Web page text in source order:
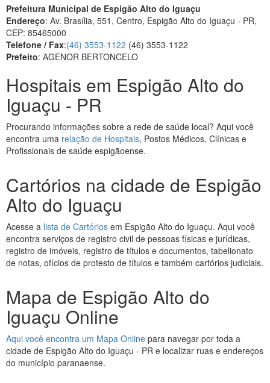
Prefeitura Municipal de Espigão Alto do Iguaçu
Endereço: Av. Brasília, 551, Centro, Espigão Alto do Iguaçu - PR,
CEP: 85465000
Telefone / Fax:(46) 3553-1122 (46) 3553-1122
Prefeito: AGENOR BERTONCELO
Hospitais em Espigão Alto do
Iguaçu - PR
Procurando informações sobre a rede de saúde local? Aqui você
encontra uma relação de Hospitais, Postos Médicos, Clínicas e
Profissionais de saúde espigãoense.
Cartórios na cidade de Espigão
Alto do Iguaçu
Acesse a lista de Cartórios em Espigão Alto do Iguaçu. Aqui você
encontra serviços de registro civil de pessoas físicas e jurídicas,
registro de imóveis, registro de títulos e documentos, tabelionato
de notas, ofícios de protesto de títulos e também cartórios judiciais.
Mapa de Espigão Alto do
Iguaçu Online
Aqui você encontra um Mapa Online para navegar por toda a
cidade de Espigão Alto do Iguaçu - PR e localizar ruas e endereços
do município paranaense.